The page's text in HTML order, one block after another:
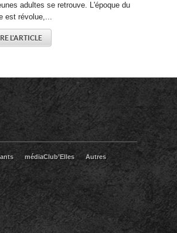
adultes se retrouve. L'époque du
est révolue,...
L'ARTICLE
médiaClub’Elles
Autres
LinkedIn